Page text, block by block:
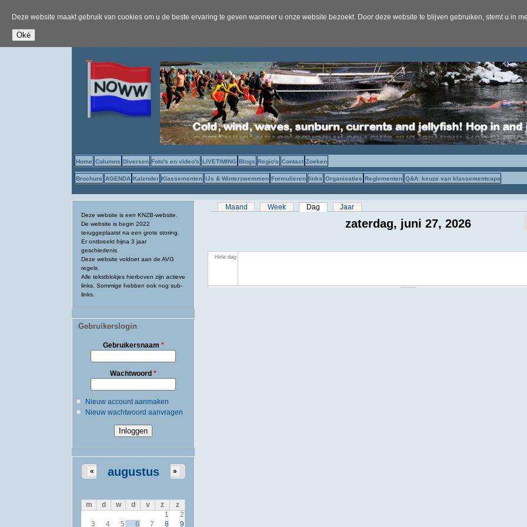
Deze website maakt gebruik van cookies om u de beste ervaring te geven wanneer u onze website bezoekt. Door deze website te blijven gebruiken, stemt u in
Home Columns Diversen Foto's en video's LIVETIMING Blogs Regio's Contact Zoeken
Brochure AGENDA Kalender Klassementen IJs & Winterzwemmen Formulieren links Organisaties Reglementen Q&A: keuze van klassementcaps
Deze website is een KNZB-website.
De website is begin 2022
teruggeplaatst na een grote storing.
Er ontbreekt bijna 3 jaar
geschiedenis.
Deze website voldoet aan de AVG
regels.
Alle tekstblokjes hierboven zijn actieve
links. Sommige hebben ook nog sub-
links.
Gebruikerslogin
Gebruikersnaam *
Wachtwoord *
Nieuw account aanmaken
Nieuw wachtwoord aanvragen
augustus
« »
m d w d v z
z
1
2
3
4 5 6 7 8
9
Primaire tabs
Maand Week Dag (actieve tabblad)
Jaar
zaterdag, juni 27, 2026
Hele dag